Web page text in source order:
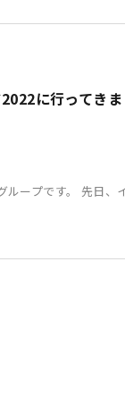
に行ってき
ループです。 先日、